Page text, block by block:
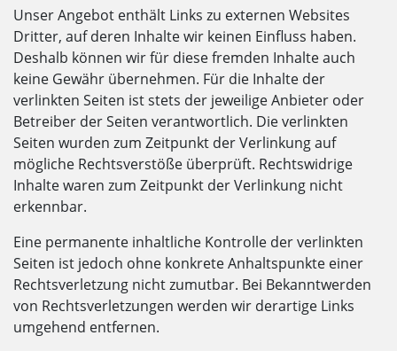
Unser Angebot enthält Links zu externen Websites
Dritter, auf deren Inhalte wir keinen Einfluss haben.
Deshalb können wir für diese fremden Inhalte auch
keine Gewähr übernehmen. Für die Inhalte der
verlinkten Seiten ist stets der jeweilige Anbieter oder
Betreiber der Seiten verantwortlich. Die verlinkten
Seiten wurden zum Zeitpunkt der Verlinkung auf
mögliche Rechtsverstöße überprüft. Rechtswidrige
Inhalte waren zum Zeitpunkt der Verlinkung nicht
erkennbar.
Eine permanente inhaltliche Kontrolle der verlinkten
Seiten ist jedoch ohne konkrete Anhaltspunkte einer
Rechtsverletzung nicht zumutbar. Bei Bekanntwerden
von Rechtsverletzungen werden wir derartige Links
umgehend entfernen.